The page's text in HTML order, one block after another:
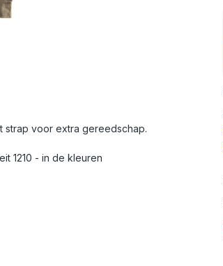
strap voor extra gereedschap.
1210 - in de kleuren